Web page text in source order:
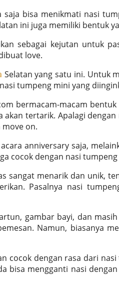
bisa menikmati nasi
ini juga memiliki bentuk
sebagai kejutan untuk
love.
Selatan yang satu ini. Untuk
tumpeng mini yang
bermacam-macam
akan tertarik. Apalagi
on.
anniversary saja,
cocok dengan nasi
sangat menarik dan unik,
Pasalnya nasi
gambar bayi, dan
Namun, biasanya
cocok dengan rasa dari
bisa mengganti nasi